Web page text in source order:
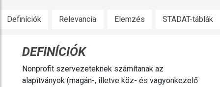
Definíciók Relevancia Elemzés STADAT-táblák
DEFINÍCIÓK
Nonprofit szervezeteknek számítanak az
alapítványok (magán-, illetve köz- és vagyonkezelő